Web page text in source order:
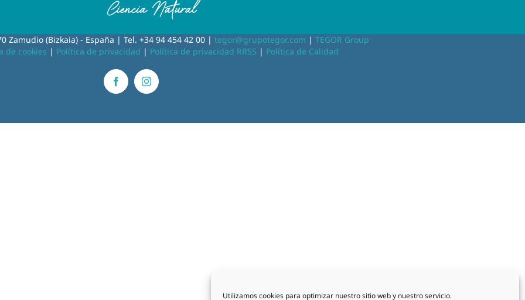
Utilizamos cookies para optimizar nuestro sitio web y nuestro servicio.
Zamudio (Bizkaia) - España | Tel. +34 94 454 42 00 | tegor@grupotegor.com | TEGOR Group
de cookies | Política de privacidad | Política de privacidad RRSS | Política de Calidad
FacebookInstagram